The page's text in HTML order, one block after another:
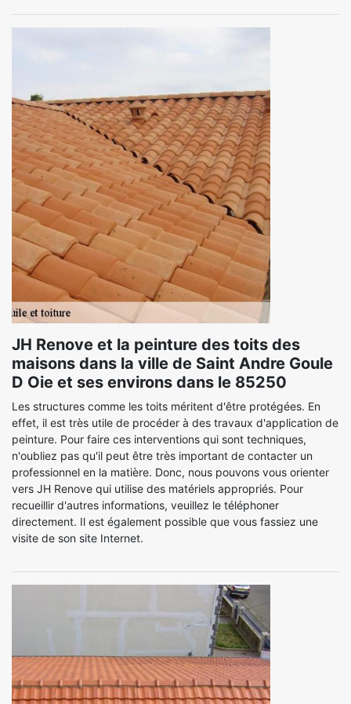
JH Renove et la peinture des toits des
maisons dans la ville de Saint Andre Goule
D Oie et ses environs dans le 85250
Les structures comme les toits méritent d'être protégées. En
effet, il est très utile de procéder à des travaux d'application de
peinture. Pour faire ces interventions qui sont techniques,
n'oubliez pas qu'il peut être très important de contacter un
professionnel en la matière. Donc, nous pouvons vous orienter
vers JH Renove qui utilise des matériels appropriés. Pour
recueillir d'autres informations, veuillez le téléphoner
directement. Il est également possible que vous fassiez une
visite de son site Internet.